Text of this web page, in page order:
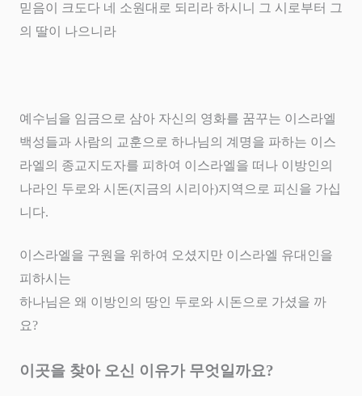
믿음이 크도다 네 소원대로 되리라 하시니 그 시로부터 그
의 딸이 나으니라
예수님을 임금으로 삼아 자신의 영화를 꿈꾸는 이스라엘
백성들과 사람의 교훈으로 하나님의 계명을 파하는 이스
라엘의 종교지도자를 피하여 이스라엘을 떠나 이방인의
나라인 두로와 시돈(지금의 시리아)지역으로 피신을 가십
니다.
이스라엘을 구원을 위하여 오셨지만 이스라엘 유대인을
피하시는
하나님은 왜 이방인의 땅인 두로와 시돈으로 가셨을 까
요?
이곳을 찾아 오신 이유가 무엇일까요?